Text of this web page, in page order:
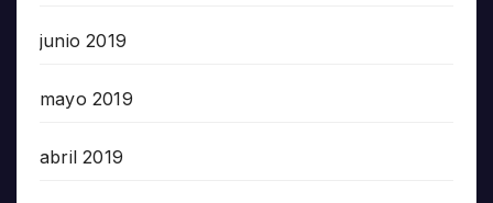
junio 2019
mayo 2019
abril 2019